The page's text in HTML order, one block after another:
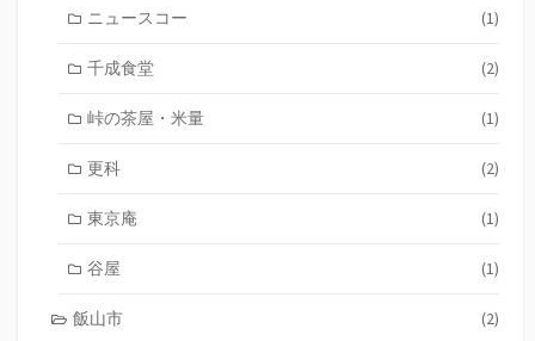
ニュースコー (1)
千成食堂 (2)
峠の茶屋・米量 (1)
更科 (2)
東京庵 (1)
谷屋 (1)
飯山市 (2)